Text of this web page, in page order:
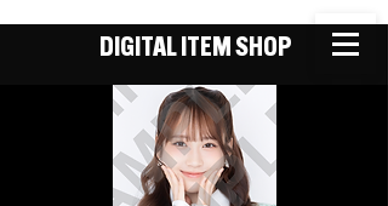
DIGITAL ITEM SHOP